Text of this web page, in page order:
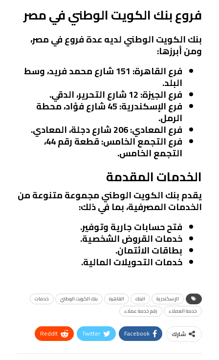
فروع بنك الكويت الوطني في مصر
بنك الكويت الوطني لديه عدة فروع في مصر،
ومن أبرزها:
فرع القاهرة
: 151 شارع محمد فريد، وسط
البلد.
فرع الجيزة: 12 شارع التحرير، الدقي.
فرع الإسكندرية : 45 شارع فؤاد، محطة
الرمل.
فرع المعادي: 206 شارع دجلة، المعادي.
فرع التجمع الخامس : قطعة رقم 44،
التجمع الخامس.
الخدمات المقدمة
يقدم بنك الكويت الوطني مجموعة متنوعة من
الخدمات المصرفية، بما في ذلك:
فتح حسابات جارية وتوفير.
خدمات القروض الشخصية.
بطاقات الائتمان.
خدمات التحويلات المالية.
الإسكندرية البنك القاهرة بنك الكويت الوطني
خدمات
خدمة العملاء
رقم خدمة عملاء
شارك Facebook
Twitter
ReddIt